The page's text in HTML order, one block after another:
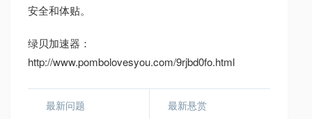
安全和体贴。
绿贝加速器：
http://www.pombolovesyou.com/9rjbd0fo.html
最新问题 最新悬赏